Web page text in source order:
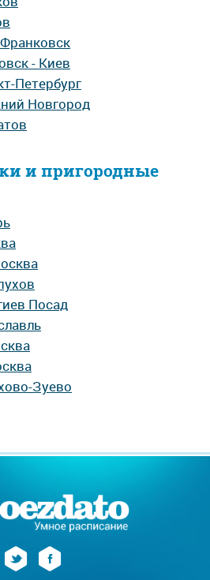
- Киев
Петербург
Новгород
и пригородные
Посад
Зуево